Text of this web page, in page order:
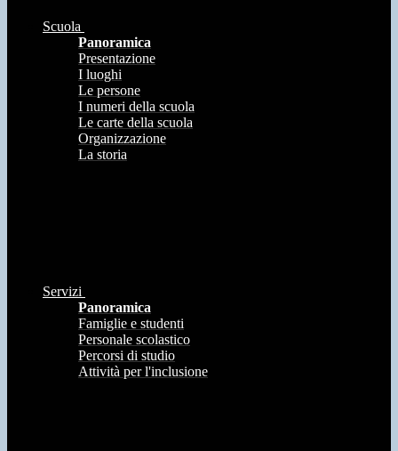
Scuola
Panoramica
Presentazione
I luoghi
Le persone
I numeri della scuola
Le carte della scuola
Organizzazione
La storia
Servizi
Panoramica
Famiglie e studenti
Personale scolastico
Percorsi di studio
Attività per l'inclusione